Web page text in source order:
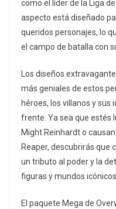
como el líder de la Liga
aspecto está diseñado
queridos personajes, lo
el campo de batalla con
Los diseños
más geniales de estos
héroes, los villanos y sus
frente. Ya sea que estés
Might Reinhardt o
Reaper, descubrirás que
un tributo al poder y la
figuras y mundos icónicos.
El paquete Mega de